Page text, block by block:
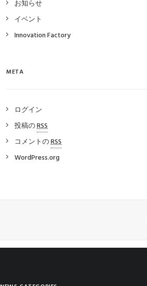
お知らせ
イベント
Innovation Factory
META
ログイン
投稿のRSS
コメントのRSS
WordPress.org